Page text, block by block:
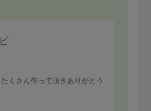
くさん作って頂きありがとう